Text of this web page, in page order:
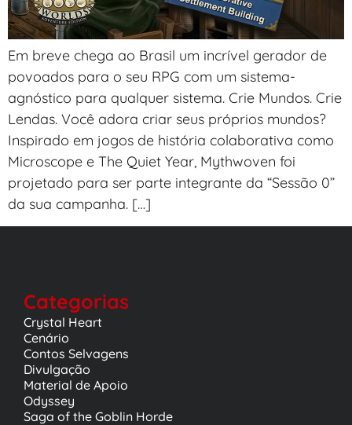
Em breve chega ao Brasil um incrível gerador de
povoados para o seu RPG com um sistema-
agnóstico para qualquer sistema. Crie Mundos. Crie
Lendas. Você adora criar seus próprios mundos?
Inspirado em jogos de história colaborativa como
Microscope e The Quiet Year, Mythwoven foi
projetado para ser parte integrante da “Sessão 0”
da sua campanha. […]
Categorias
Crystal Heart
Cenário
Contos Selvagens
Divulgação
Material de Apoio
Odyssey
Saga of the Goblin Horde